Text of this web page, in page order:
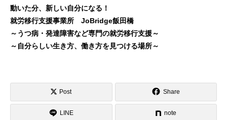
動いた分、新しい自分になる！
就労移行支援事業所 JoBridge飯田橋
～うつ病・発達障害など専門の就労移行支援～
～自分らしい生き方、働き方を見つける場所～
Post Share
LINE note